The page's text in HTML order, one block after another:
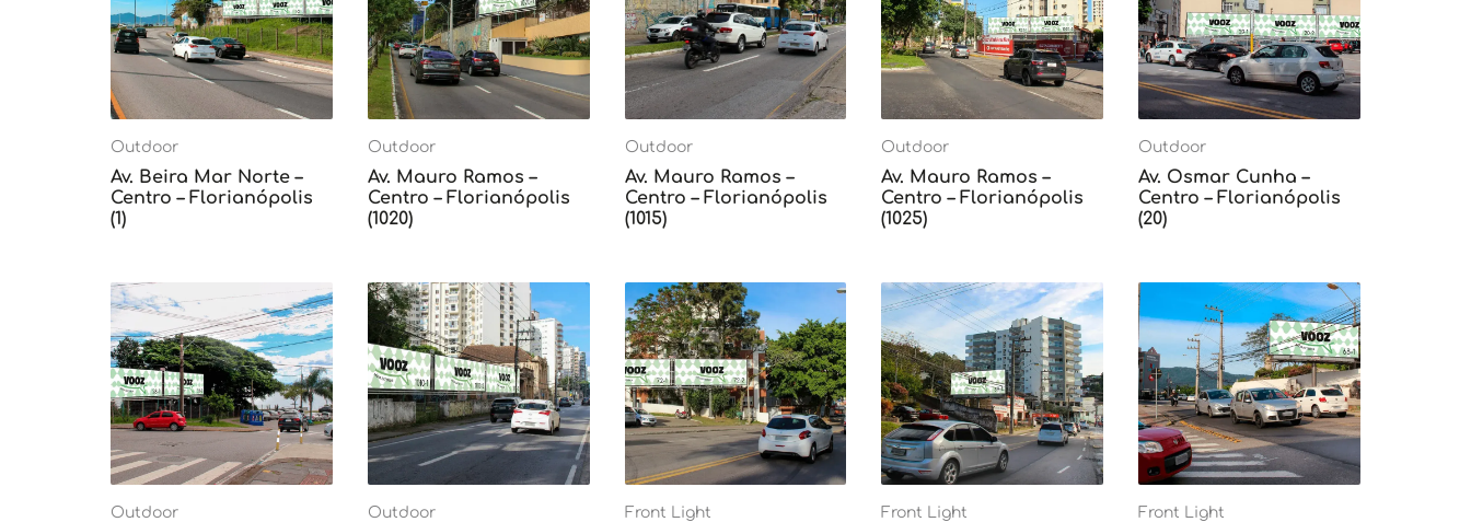
Outdoor
Av. Beira Mar Norte –
Centro – Florianópolis
(1)
Outdoor
Av. Mauro Ramos –
Centro – Florianópolis
(1020)
Outdoor
Av. Mauro Ramos –
Centro – Florianópolis
(1015)
Outdoor
Av. Mauro Ramos –
Centro – Florianópolis
(1025)
Outdoor
Av. Osmar Cunha –
Centro – Florianópolis
(20)
Outdoor Outdoor Front Light Front Light Front Light